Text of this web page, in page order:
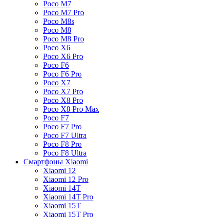
Poco M7
Poco M7 Pro
Poco M8s
Poco M8
Poco M8 Pro
Poco X6
Poco X6 Pro
Poco F6
Poco F6 Pro
Poco X7
Poco X7 Pro
Poco X8 Pro
Poco X8 Pro Max
Poco F7
Poco F7 Pro
Poco F7 Ultra
Poco F8 Pro
Poco F8 Ultra
Смартфоны Xiaomi
Xiaomi 12
Xiaomi 12 Pro
Xiaomi 14T
Xiaomi 14T Pro
Xiaomi 15T
Xiaomi 15T Pro